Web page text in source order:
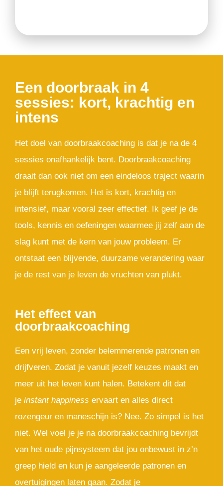
Een doorbraak in 4
sessies: kort, krachtig en
intens
Het doel van doorbraakcoaching is dat je na de 4
sessies onafhankelijk bent. Doorbraakcoaching
draait dan ook niet om een eindeloos traject waarin
je blijft terugkomen. Het is kort, krachtig en
intensief, maar vooral zeer effectief. Ik geef je de
tools, kennis en oefeningen waarmee jij zelf aan de
slag kunt met de kern van jouw probleem. Er
ontstaat een blijvende, duurzame verandering waar
je de rest van je leven de vruchten van plukt.
Het effect van
doorbraakcoaching
Een vrij leven, zonder belemmerende patronen en
drijfveren. Zodat je vanuit jezelf keuzes maakt en
meer uit het leven kunt halen. Betekent dit dat
je instant happiness ervaart en alles direct
rozengeur en maneschijn is? Nee. Zo simpel is het
niet. Wel voel je je na doorbraakcoaching bevrijdt
van het oude pijnsysteem dat jou onbewust in z’n
greep hield en kun je aangeleerde patronen en
overtuigingen laten gaan. Zodat je